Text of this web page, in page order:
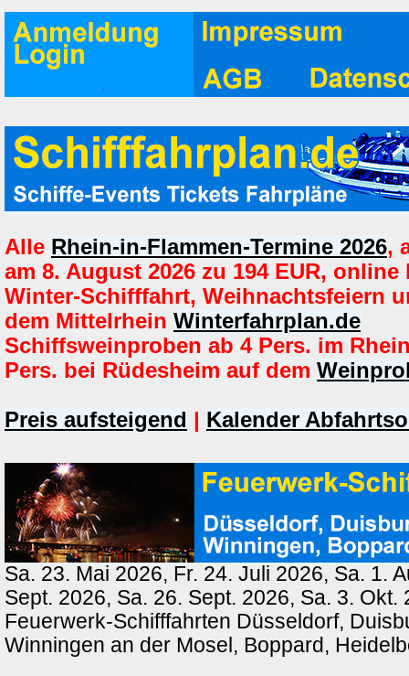
Alle Rhein-in-Flammen-Termine 2026,
am 8. August 2026 zu 194 EUR, online
Winter-Schifffahrt, Weihnachtsfeiern
dem Mittelrhein Winterfahrplan.de
Schiffsweinproben ab 4 Pers. im
Pers. bei Rüdesheim auf dem
Preis aufsteigend | Kalender
Sa. 23. Mai 2026, Fr. 24. Juli 2026, Sa. 1.
Sept. 2026, Sa. 26. Sept. 2026, Sa. 3. Okt.
Feuerwerk-Schifffahrten Düsseldorf,
Winningen an der Mosel, Boppard,